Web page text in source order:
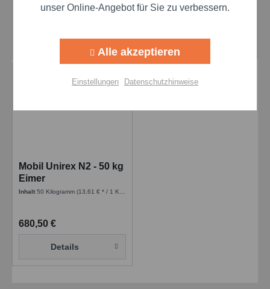
Details Details
Mobil Unirex N2 - 50 kg
Eimer
Inhalt50 Kilogramm(13,61 € * / 1 Kilogramm)
680,50 €
Details
Personalisierung Aktiv
unser Online-Angebot für Sie zu verbessern.
Alle akzeptieren
Einstellungen Datenschutzhinweise